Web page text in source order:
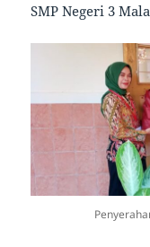
SMP Negeri 3